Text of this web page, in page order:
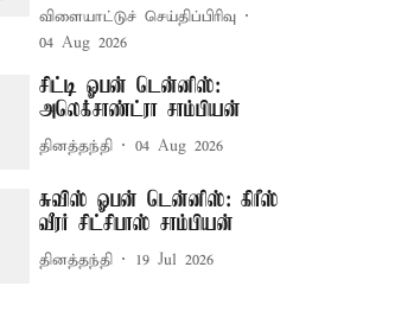
விளையாட்டுச் செய்திப்பிரிவு
04 Aug 2026
சிட்டி ஓபன் டென்னிஸ்:
அலெக்சாண்ட்ரா சாம்பியன்
தினத்தந்தி 04 Aug 2026
சுவிஸ் ஓபன் டென்னிஸ்: கிரீஸ்
வீரர் சிட்சிபாஸ் சாம்பியன்
தினத்தந்தி 19 Jul 2026